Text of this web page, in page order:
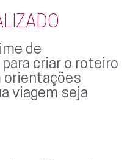
de
criar o roteiro
orientações
viagem seja